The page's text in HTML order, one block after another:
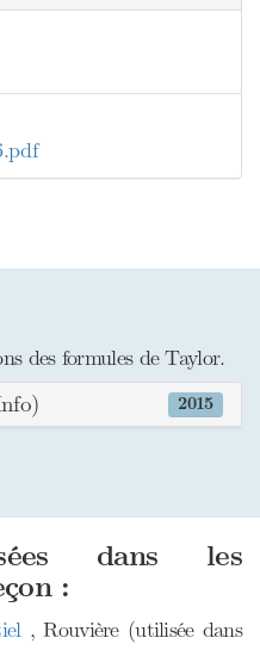
des formules de Taylor.
2015
dans les
:
, Rouvière (utilisée dans